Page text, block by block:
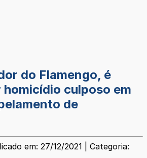
do Flamengo, é
culposo em
de
em: 27/12/2021 | Categoria: